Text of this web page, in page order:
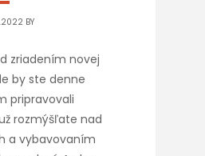
BY
zriadením novej
by ste denne
pripravovali
rozmýšľate nad
a vybavovaním